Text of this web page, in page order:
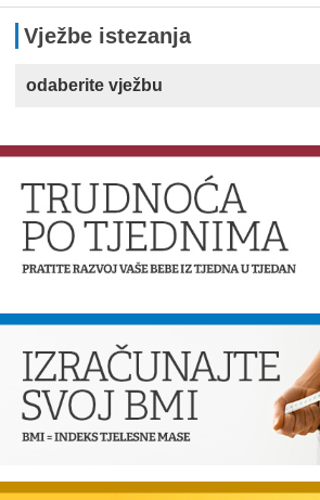
Vježbe istezanja